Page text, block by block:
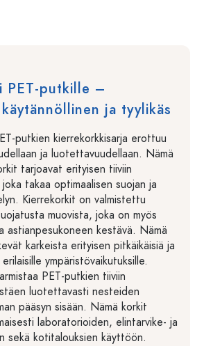
PET-putkille –
ja tyylikäs
putkien kierrekorkkisarja erottuu
ja luotettavuudellaan. Nämä
tarjoavat erityisen tiiviin
joka takaa optimaalisen suojan ja
Kierrekorkit on valmistettu
muovista, joka on myös
astianpesukoneen kestävä. Nämä
karkeista erityisen pitkäikäisiä ja
ympäristövaikutuksille.
PET-putkien tiiviin
luotettavasti nesteiden
pääsyn sisään. Nämä korkit
laboratorioiden, elintarvike- ja
sekä kotitalouksien käyttöön.